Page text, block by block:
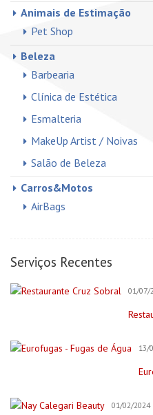
Animais de Estimação
Pet Shop
Beleza
Barbearia
Clínica de Estética
Esmalteria
MakeUp Artist / Noivas
Salão de Beleza
Carros&Motos
AirBags
Pintores
Creche/Jardim Infância
Bolos
Serviços Recentes
01/07/
13/
01/02/2024